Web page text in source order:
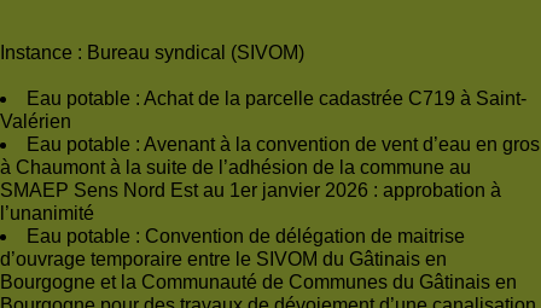
Instance : Bureau syndical (SIVOM)
Eau potable : Achat de la parcelle cadastrée C719 à Saint-
Valérien
Eau potable : Avenant à la convention de vent d’eau en gros
à Chaumont à la suite de l’adhésion de la commune au
SMAEP Sens Nord Est au 1er janvier 2026 : approbation à
l’unanimité
Eau potable : Convention de délégation de maitrise
d’ouvrage temporaire entre le SIVOM du Gâtinais en
Bourgogne et la Communauté de Communes du Gâtinais en